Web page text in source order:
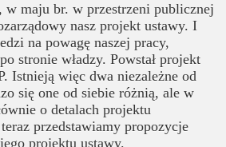
w maju br. w przestrzeni publicznej
nasz projekt ustawy. I
na powagę naszej pracy,
stronie władzy. Powstał projekt
Istnieją więc dwa niezależne od
się one od siebie różnią, ale w
o detalach projektu
przedstawiamy propozycje
projektu ustawy.